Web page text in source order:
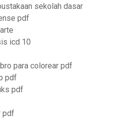
sekolah dasar
pdf
icd 10
para colorear pdf
pdf
pdf
pdf